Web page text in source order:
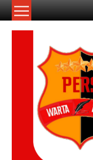
Lompat
WordPress